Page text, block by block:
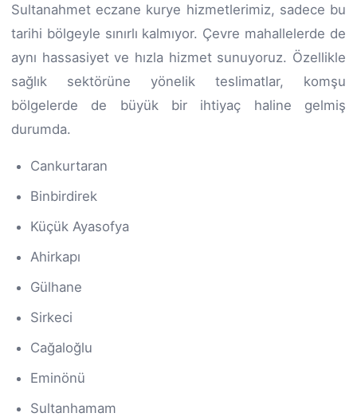
Sultanahmet eczane kurye hizmetlerimiz, sadece bu
tarihi bölgeyle sınırlı kalmıyor. Çevre mahallelerde de
aynı hassasiyet ve hızla hizmet sunuyoruz. Özellikle
sağlık sektörüne yönelik teslimatlar, komşu
bölgelerde de büyük bir ihtiyaç haline gelmiş
durumda.
Cankurtaran
Binbirdirek
Küçük Ayasofya
Ahirkapı
Gülhane
Sirkeci
Cağaloğlu
Eminönü
Sultanhamam